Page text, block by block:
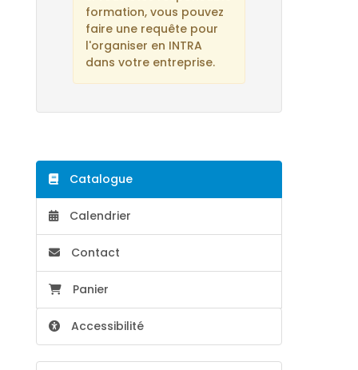
formation, vous pouvez
faire une requête pour
l'organiser en INTRA
dans votre entreprise.
Catalogue
Calendrier
Contact
Panier
Accessibilité